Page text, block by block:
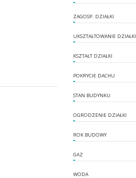
ZAGOSP. DZIAŁKI
UKSZTAŁTOWANIE DZIAŁKI
KSZTAŁT DZIAŁKI
POKRYCIE DACHU
STAN BUDYNKU
OGRODZENIE DZIAŁKI
ROK BUDOWY
GAZ
WODA